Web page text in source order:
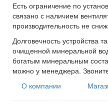
Есть ограничение по
связано с наличием
производительность не
Долговечность устройства
очищенной минеральной
богатым минеральным
можно у менеджера.
О компании